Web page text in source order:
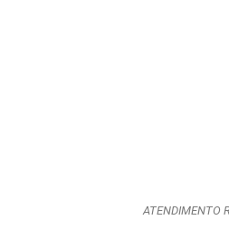
ATENDIMENTO